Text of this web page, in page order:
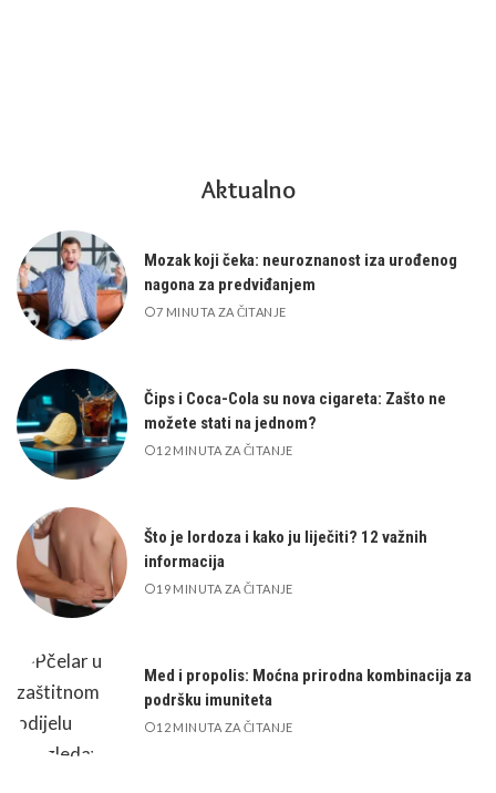
Aktualno
Mozak koji čeka: neuroznanost iza urođenog
nagona za predviđanjem
7 MINUTA ZA ČITANJE
Čips i Coca-Cola su nova cigareta: Zašto ne
možete stati na jednom?
12 MINUTA ZA ČITANJE
Što je lordoza i kako ju liječiti? 12 važnih
informacija
19 MINUTA ZA ČITANJE
Med i propolis: Moćna prirodna kombinacija za
podršku imuniteta
12 MINUTA ZA ČITANJE